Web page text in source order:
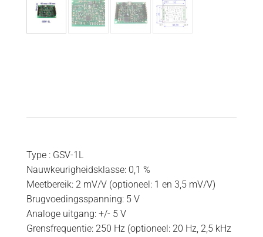
Type : GSV-1L
Nauwkeurigheidsklasse: 0,1 %
Meetbereik: 2 mV/V (optioneel: 1 en 3,5 mV/V)
Brugvoedingsspanning: 5 V
Analoge uitgang: +/- 5 V
Grensfrequentie: 250 Hz (optioneel: 20 Hz, 2,5 kHz